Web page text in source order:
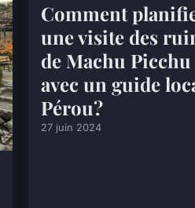
Comment
une visite des
de Machu Picchu
avec un guide
Pérou?
27 juin 2024